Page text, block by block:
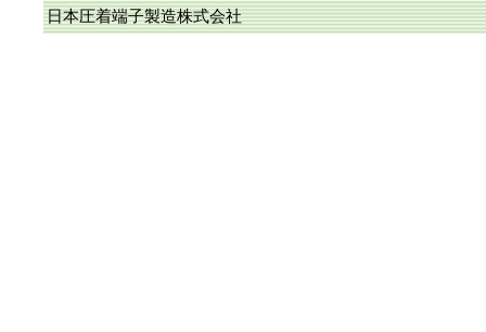
日本圧着端子製造株式会社